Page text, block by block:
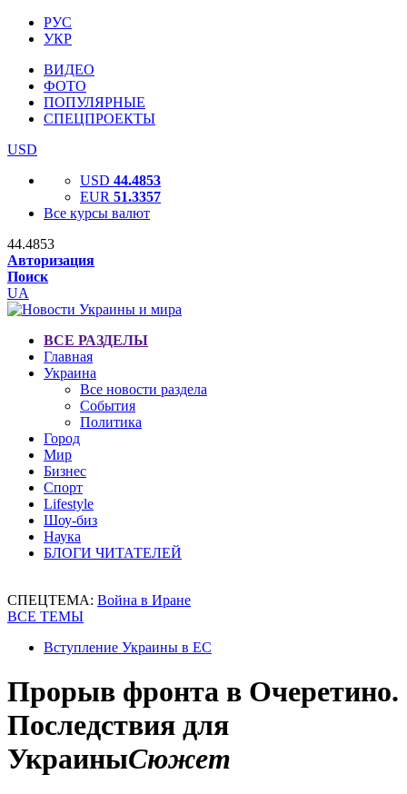
РУС
УКР
ВИДЕО
ФОТО
ПОПУЛЯРНЫЕ
СПЕЦПРОЕКТЫ
USD
USD 44.4853
EUR 51.3357
Все курсы валют
44.4853
Авторизация
Поиск
UA
ВСЕ РАЗДЕЛЫ
Главная
Украина
Все новости раздела
События
Политика
Город
Мир
Бизнес
Спорт
Lifestyle
Шоу-биз
Наука
БЛОГИ ЧИТАТЕЛЕЙ
СПЕЦТЕМА: Война в Иране
ВСЕ ТЕМЫ
Вступление Украины в ЕС
Прорыв фронта в Очеретино.
Последствия для
УкраиныСюжет